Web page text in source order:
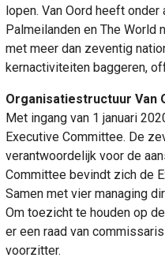
lopen. Van Oord heeft
Palmeilanden en The World
met meer dan zeventig
kernactiviteiten baggeren,
Organisatiestructuur Van
Met ingang van 1 januari
Executive Committee. De
verantwoordelijk voor de
Committee bevindt zich de
Samen met vier managing
Om toezicht te houden op
er een raad van
voorzitter.